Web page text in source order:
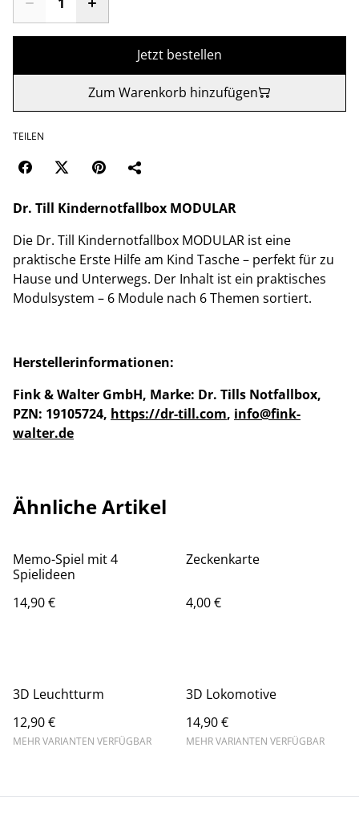
Jetzt bestellen
Zum Warenkorb hinzufügen
TEILEN
Dr. Till Kindernotfallbox MODULAR
Die Dr. Till Kindernotfallbox MODULAR ist eine
praktische Erste Hilfe am Kind Tasche – perfekt für zu
Hause und Unterwegs. Der Inhalt ist ein praktisches
Modulsystem – 6 Module nach 6 Themen sortiert.
Herstellerinformationen:
Fink & Walter GmbH, Marke: Dr. Tills Notfallbox,
PZN: 19105724, https://dr-till.com, info@fink-
walter.de
Ähnliche Artikel
Memo-Spiel mit 4
Spielideen
14,90 €
Zeckenkarte
4,00 €
3D Leuchtturm
12,90 €
MEHR VARIANTEN VERFÜGBAR
3D Lokomotive
14,90 €
MEHR VARIANTEN VERFÜGBAR